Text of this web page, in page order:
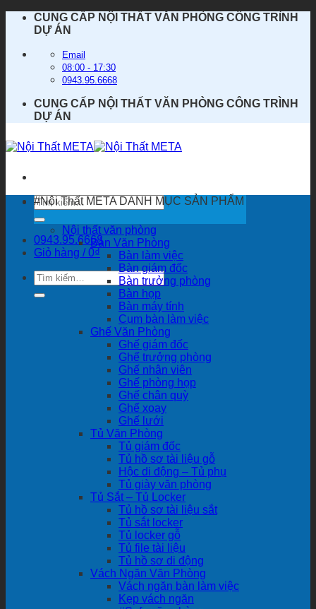
dung
CUNG CẤP NỘI THẤT VĂN PHÒNG CÔNG TRÌNH
DỰ ÁN
Email
08:00 - 17:30
0943.95.6668
CUNG CẤP NỘI THẤT VĂN PHÒNG CÔNG TRÌNH
DỰ ÁN
Tìm
kiếm:
0943.95.6668
Giỏ hàng /0₫
Tìm
kiếm:
#Nội Thất META DANH MỤC SẢN PHẨM
Nội thất văn phòng
Bàn Văn Phòng
Bàn làm việc
Bàn giám đốc
Bàn trưởng phòng
Bàn họp
Bàn máy tính
Cụm bàn làm việc
Ghế Văn Phòng
Ghế giám đốc
Ghế trưởng phòng
Ghế nhân viên
Ghế phòng họp
Ghế chân quỳ
Ghế xoay
Ghế lưới
Tủ Văn Phòng
Tủ giám đốc
Tủ hồ sơ tài liệu gỗ
Hộc di động – Tủ phụ
Tủ giày văn phòng
Tủ Sắt – Tủ Locker
Tủ hồ sơ tài liệu sắt
Tủ sắt locker
Tủ locker gỗ
Tủ file tài liệu
Tủ hồ sơ di động
Vách Ngăn Văn Phòng
Vách ngăn bàn làm việc
Kẹp vách ngăn